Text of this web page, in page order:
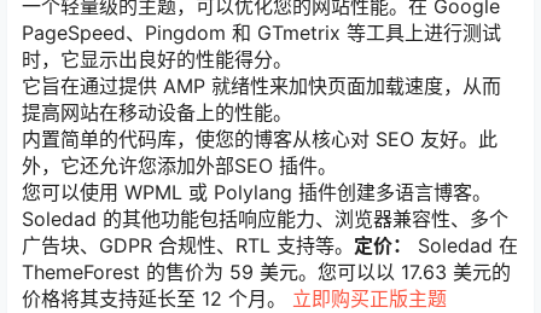
一个轻量级的主题，可以优化您的网站性能。在 Google
PageSpeed、Pingdom 和 GTmetrix 等工具上进行测试
时，它显示出良好的性能得分。
它旨在通过提供 AMP 就绪性来加快页面加载速度，从而
提高网站在移动设备上的性能。
内置简单的代码库，使您的博客从核心对 SEO 友好。此
外，它还允许您添加外部SEO 插件。
您可以使用 WPML 或 Polylang 插件创建多语言博客。
Soledad 的其他功能包括响应能力、浏览器兼容性、多个
广告块、GDPR 合规性、RTL 支持等。 定价：
Soledad 在
ThemeForest 的售价为 59 美元。您可以以 17.63 美元的
价格将其支持延长至 12 个月。 立即购买正版主题